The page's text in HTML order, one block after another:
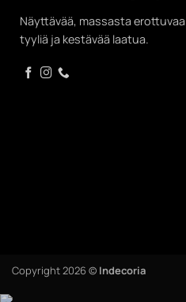
Näyttävää, massasta erottuvaa
tyyliä ja kestävää laatua.
Copyright 2026 © Indecoria